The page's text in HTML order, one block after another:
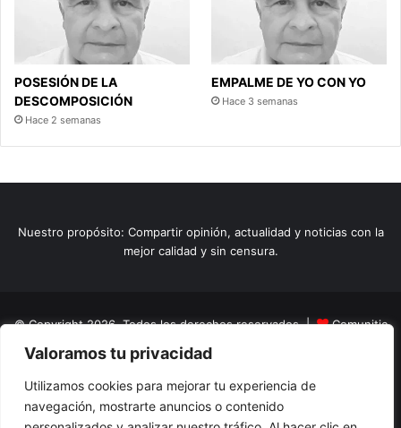
Valoramos tu privacidad
Utilizamos cookies para mejorar tu experiencia de
navegación, mostrarte anuncios o contenido
POSESIÓN DE LA
DESCOMPOSICIÓN
Hace 2 semanas
EMPALME DE YO CON YO
Hace 3 semanas
Nuestro propósito: Compartir opinión, actualidad y noticias con la
mejor calidad y sin censura.
© Copyright 2026, Todos los derechos reservados |
Comunitic
SAS BICNit 901228106
Home
Actualidad Variedades Opinion Turismo
El Tinteadero
Caricaturas Reportajes